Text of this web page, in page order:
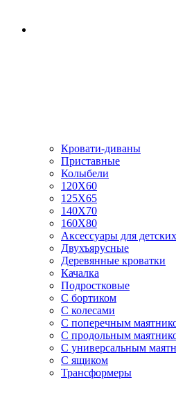
Кровати-диваны
Приставные
Колыбели
120Х60
125X65
140Х70
160Х80
Аксессуары для
Двухъярусные
Деревянные кроватки
Качалка
Подростковые
С бортиком
С колесами
С поперечным
С продольным
С универсальным
С ящиком
Трансформеры